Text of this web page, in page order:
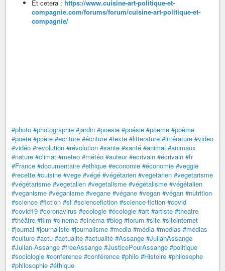
Et cetera : https://www.cuisine-art-politique-et-
compagnie.com/forums/forum/cuisine-art-politique-et-
compagnie/
#photo #photographie #jardin #poesie #poésie #poeme #poème
#poete #poète #ecriture #écriture #texte #litterature #littérature #video
#vidéo #revolution #révolution #sante #santé #animal #animaux
#nature #climat #meteo #météo #auteur #ecrivain #écrivain #fr
#France #documentaire #ethique #economie #économie #veggie
#recette #cuisine #vege #végé #végétarien #vegetarien #vegetarisme
#végétarisme #vegetalien #vegetalisme #végétalisme #végétalien
#veganisme #véganisme #vegane #végane #vegan #végan #nutrition
#science #fiction #sf #sciencefiction #science-fiction #covid
#covid19 #coronavirus #ecologie #écologie #art #artiste #theatre
#théâtre #film #cinema #cinéma #blog #forum #site #siteinternet
#journal #journaliste #journalisme #media #média #medias #médias
#culture #actu #actualite #actualité #Assange #JulianAssange
#Julian-Assange #freeAssange #JusticePourAssange #politique
#sociologie #conference #conférence #philo #Histoire #philosophe
#philosophie #éthique